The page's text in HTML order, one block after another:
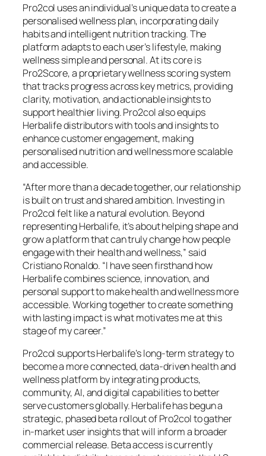
Pro2col uses an individual’s unique data to create a
personalised wellness plan, incorporating daily
habits and intelligent nutrition tracking. The
platform adapts to each user’s lifestyle, making
wellness simple and personal. At its core is
Pro2Score, a proprietary wellness scoring system
that tracks progress across key metrics, providing
clarity, motivation, and actionable insights to
support healthier living. Pro2col also equips
Herbalife distributors with tools and insights to
enhance customer engagement, making
personalised nutrition and wellness more scalable
and accessible.
“After more than a decade together, our relationship
is built on trust and shared ambition. Investing in
Pro2col felt like a natural evolution. Beyond
representing Herbalife, it’s about helping shape and
grow a platform that can truly change how people
engage with their health and wellness,” said
Cristiano Ronaldo. “I have seen firsthand how
Herbalife combines science, innovation, and
personal support to make health and wellness more
accessible. Working together to create something
with lasting impact is what motivates me at this
stage of my career.”
Pro2col supports Herbalife’s long-term strategy to
become a more connected, data-driven health and
wellness platform by integrating products,
community, AI, and digital capabilities to better
serve customers globally. Herbalife has begun a
strategic, phased beta rollout of Pro2col to gather
in-market user insights that will inform a broader
commercial release. Beta access is currently